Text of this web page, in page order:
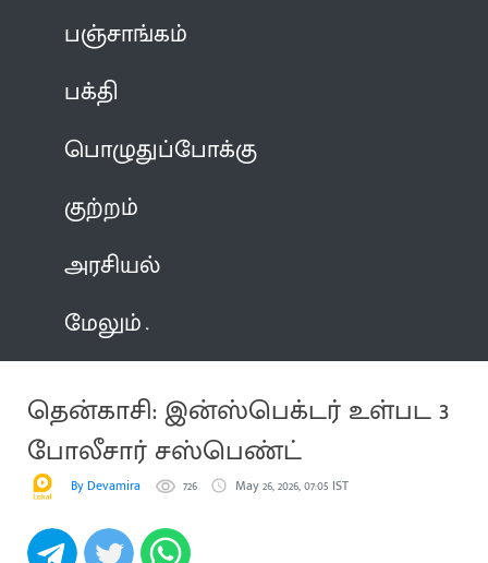
பஞ்சாங்கம்
பக்தி
பொழுதுப்போக்கு
குற்றம்
அரசியல்
மேலும்
தென்காசி: இன்ஸ்பெக்டர் உள்பட 3
போலீசார் சஸ்பெண்ட்
By Devamira 726 May 26, 2026, 07:05 IST